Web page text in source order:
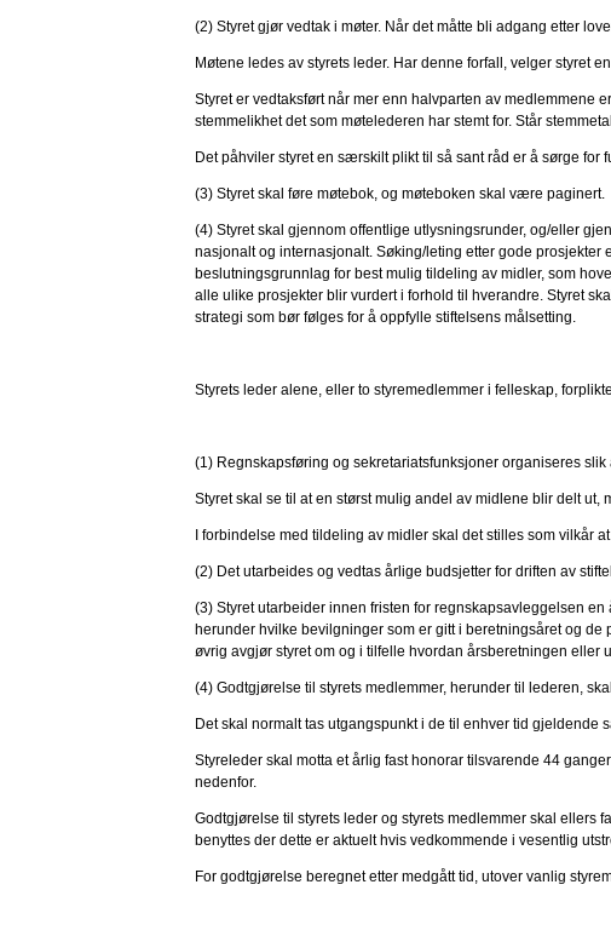
(2) Styret gjør vedtak i møter. Når det måtte bli adgang etter
Møtene ledes av styrets leder. Har denne forfall, velger styret
Styret er vedtaksført når mer enn halvparten av medlemmene
stemmelikhet det som møtelederen har stemt for. Står
Det påhviler styret en særskilt plikt til så sant råd er å sørge for
(3) Styret skal føre møtebok, og møteboken skal være paginert.
(4) Styret skal gjennom offentlige utlysningsrunder, og/eller
nasjonalt og internasjonalt. Søking/leting etter gode
beslutningsgrunnlag for best mulig tildeling av midler, som
alle ulike prosjekter blir vurdert i forhold til hverandre. Styret
strategi som bør følges for å oppfylle stiftelsens målsetting.
Styrets leder alene, eller to styremedlemmer i felleskap,
(1) Regnskapsføring og sekretariatsfunksjoner organiseres
Styret skal se til at en størst mulig andel av midlene blir delt
I forbindelse med tildeling av midler skal det stilles som vilkår
(2) Det utarbeides og vedtas årlige budsjetter for driften av
(3) Styret utarbeider innen fristen for regnskapsavleggelsen
herunder hvilke bevilgninger som er gitt i beretningsåret og
øvrig avgjør styret om og i tilfelle hvordan årsberetningen eller
(4) Godtgjørelse til styrets medlemmer, herunder til lederen,
Det skal normalt tas utgangspunkt i de til enhver tid gjeldende
Styreleder skal motta et årlig fast honorar tilsvarende 44
nedenfor.
Godtgjørelse til styrets leder og styrets medlemmer skal ellers
benyttes der dette er aktuelt hvis vedkommende i vesentlig
For godtgjørelse beregnet etter medgått tid, utover vanlig